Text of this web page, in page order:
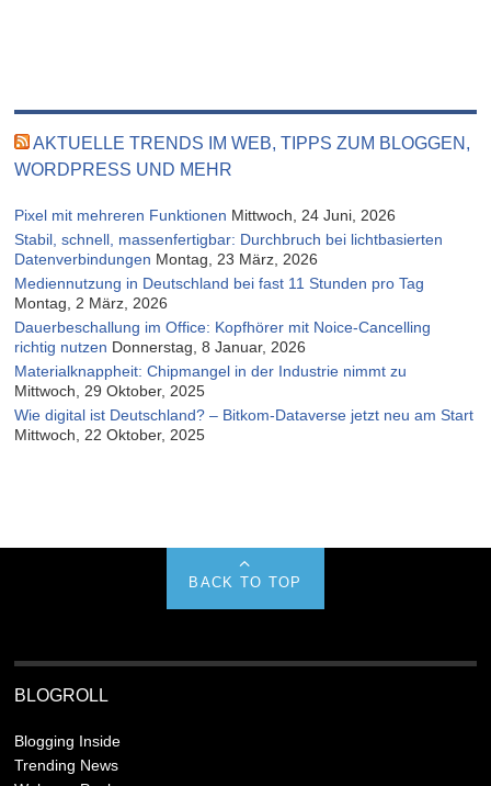
AKTUELLE TRENDS IM WEB, TIPPS ZUM BLOGGEN,
WORDPRESS UND MEHR
Pixel mit mehreren Funktionen Mittwoch, 24 Juni, 2026
Stabil, schnell, massenfertigbar: Durchbruch bei lichtbasierten
Datenverbindungen Montag, 23 März, 2026
Mediennutzung in Deutschland bei fast 11 Stunden pro Tag
Montag, 2 März, 2026
Dauerbeschallung im Office: Kopfhörer mit Noice-Cancelling
richtig nutzen Donnerstag, 8 Januar, 2026
Materialknappheit: Chipmangel in der Industrie nimmt zu
Mittwoch, 29 Oktober, 2025
Wie digital ist Deutschland? – Bitkom-Dataverse jetzt neu am Start
Mittwoch, 22 Oktober, 2025
BACK TO TOP
BLOGROLL
Blogging Inside
Trending News